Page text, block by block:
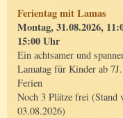
Ferientag mit Lamas
Montag, 31.08.2026,
15:00 Uhr
Ein achtsamer und
Lamatag für Kinder ab
Ferien
Noch 3 Plätze frei (Stand
03.08.2026)